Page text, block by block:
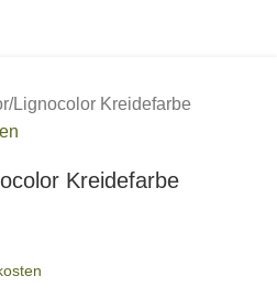
/Lignocolor Kreidefarbe
Kreidefarbe